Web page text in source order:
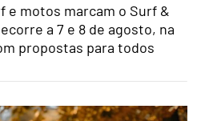
e motos marcam o Surf &
a 7 e 8 de agosto, na
propostas para todos